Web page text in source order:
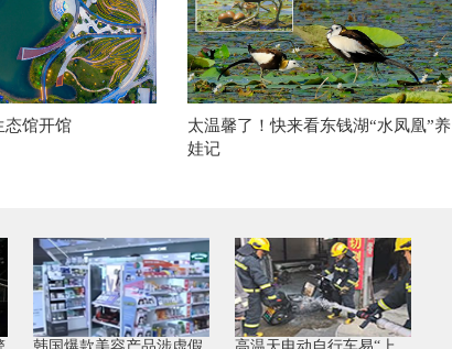
态馆开馆
太温馨了！快来看东钱湖“水凤凰”养
娃记